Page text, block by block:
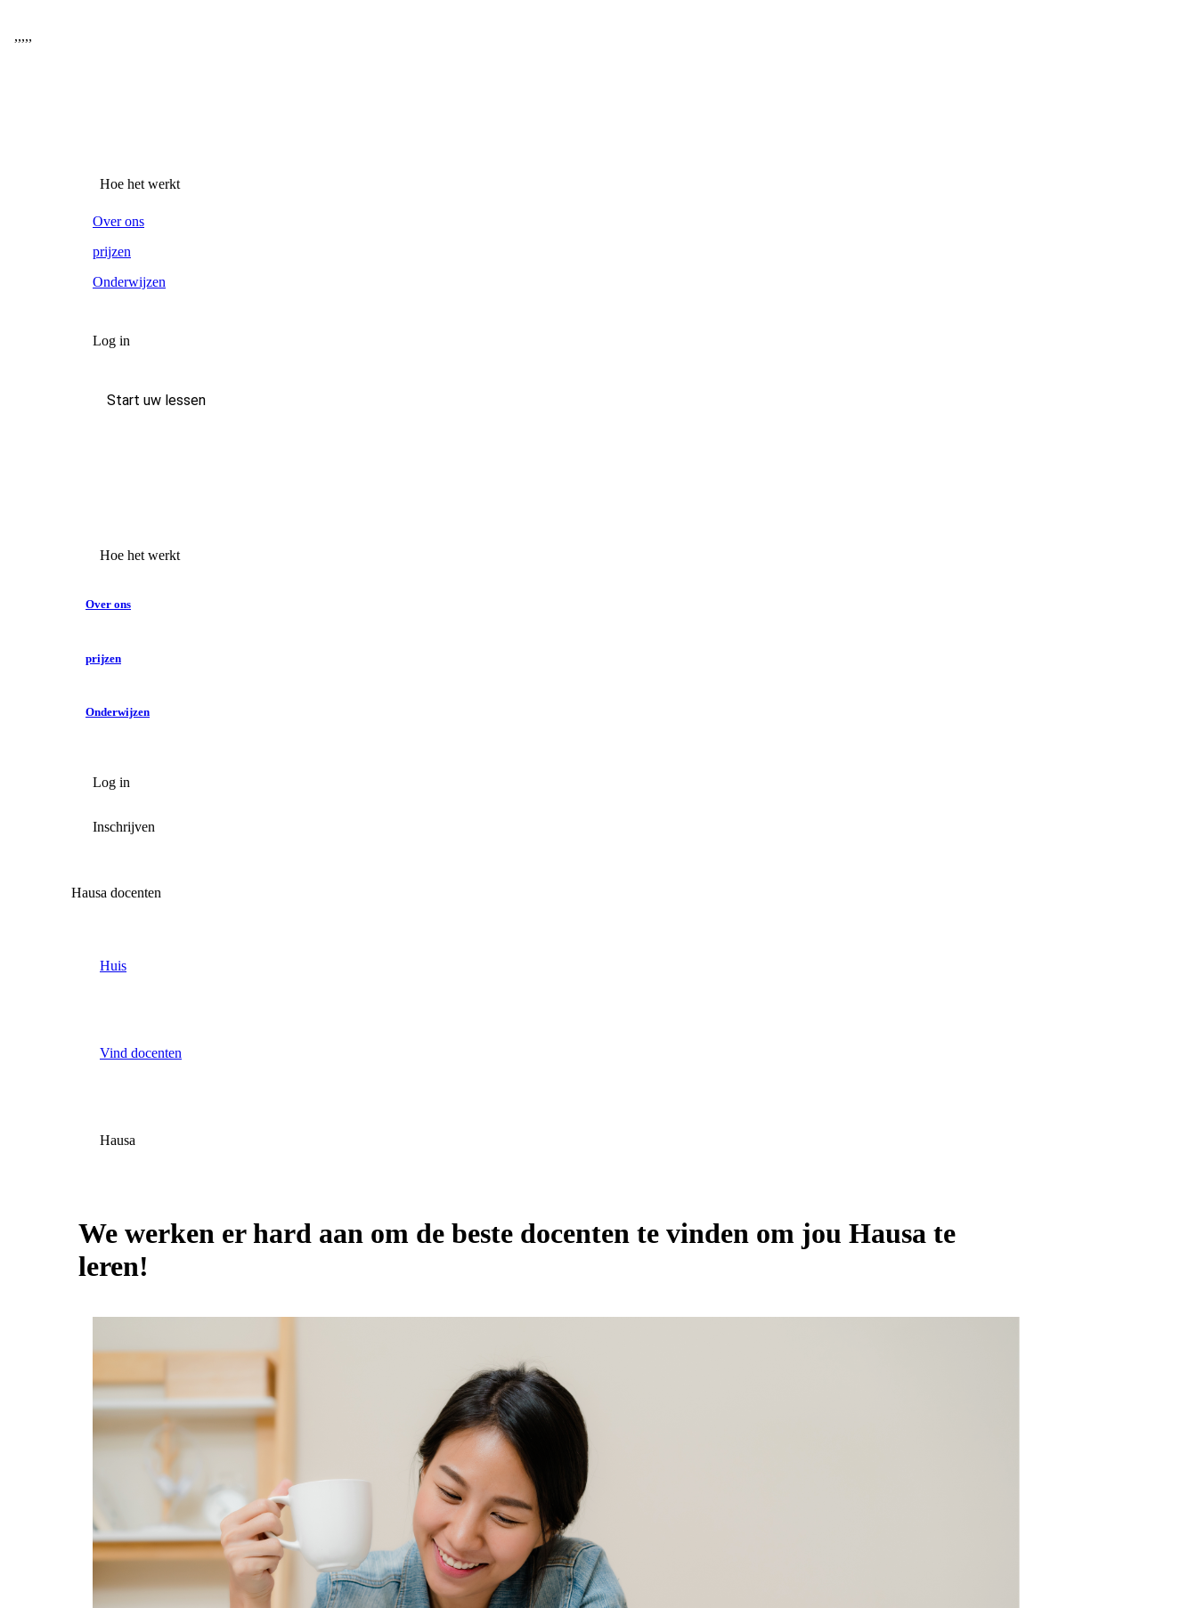
,,,,,
Hoe het werkt
Over ons
prijzen
Onderwijzen
Log in
Start uw lessen
Hoe het werkt
Over ons
prijzen
Onderwijzen
Log in
Inschrijven
Hausa docenten
Huis
Vind docenten
Hausa
We werken er hard aan om de beste docenten te vinden om jou Hausa te
leren!